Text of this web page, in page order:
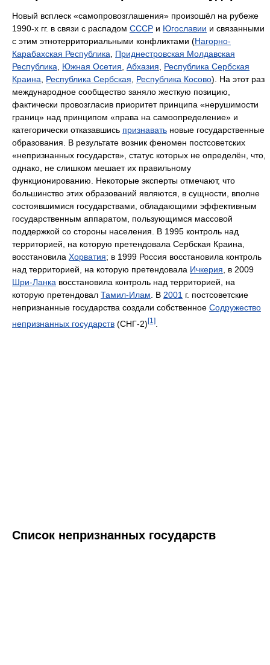
Новый всплеск «самопровозглашения» произошёл на рубеже
1990-х гг. в связи с распадом СССР и Югославии и связанными
с этим этнотерриториальными конфликтами (Нагорно-
Карабахская Республика
Приднестровская Молдавская
Республика
Южная Осетия Абхазия
Республика Сербская
Краина
Республика Сербская Республика Косово). На этот раз
международное сообщество заняло жесткую позицию,
фактически провозгласив приоритет принципа «нерушимости
границ» над принципом «права на самоопределение» и
категорически отказавшись признавать новые государственные
образования. В результате возник феномен постсоветских
«непризнанных государств», статус которых не определён, что,
однако, не слишком мешает их правильному
функционированию. Некоторые эксперты отмечают, что
большинство этих образований являются, в сущности, вполне
состоявшимися государствами, обладающими эффективным
государственным аппаратом, пользующимся массовой
поддержкой со стороны населения. В 1995 контроль над
территорией, на которую претендовала Сербская Краина,
восстановила Хорватия; в 1999 Россия восстановила контроль
над территорией, на которую претендовала Ичкерия , в 2009
Шри-Ланка восстановила контроль над территорией, на
которую претендовал Тамил-Илам . В 2001 г. постсоветские
непризнанные государства создали собственное Содружество
непризнанных государств (СНГ-2)[1]
Список непризнанных государств